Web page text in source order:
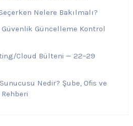
Nelere Bakılmalı?
Güvenlik Güncelleme Kontrol
Cloud Bülteni — 22–29
Nedir? Şube, Ofis ve